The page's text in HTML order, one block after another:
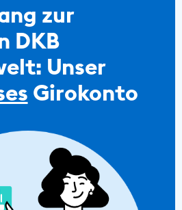
zur
DKB
Unser
Girokonto